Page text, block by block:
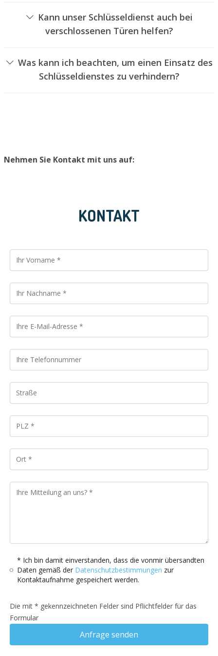
von Türschlössern an.
Kann unser Schlüsseldienst auch bei
verschlossenen Türen helfen?
Dies kann jedoch normalerweise nicht geschehen, ohne
das Schloss aufzubohren. Wir bauen Ihnen jedoch einen
neuen Zylinder ein, sodass die Tür wieder
Was kann ich beachten, um einen Einsatz des
Schlüsseldienstes zu verhindern?
Nehmen Sie Kontakt mit uns auf:
KONTAKT
* Ich bin damit einverstanden, dass die vonmir übersandten
Daten gemäß der Datenschutzbestimmungen zur
Kontaktaufnahme gespeichert werden.
Die mit * gekennzeichneten Felder sind Pflichtfelder für das
Formular
Anfrage senden